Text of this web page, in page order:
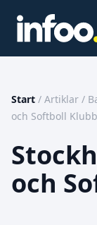
Start / Artiklar /
och Softboll Klubb
och